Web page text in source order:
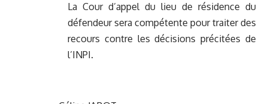
La Cour d’appel du lieu de résidence du
défendeur sera compétente pour traiter des
recours contre les décisions précitées de
l’INPI.